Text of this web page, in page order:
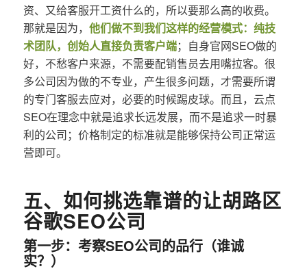
资、又给客服开工资什么的，所以要那么高的收费。
那就是因为， 他们做不到我们这样的经营模式：纯技
术团队，创始人直接负责客户端；自身官网SEO做的
好，不愁客户来源，不需要配销售员去用嘴拉客。很
多公司因为做的不专业，产生很多问题，才需要所谓
的专门客服去应对，必要的时候踢皮球。而且，云点
SEO在理念中就是追求长远发展，而不是追求一时暴
利的公司；价格制定的标准就是能够保持公司正常运
营即可。
五、如何挑选靠谱的让胡路区
谷歌SEO公司
第一步：考察SEO公司的品行（谁诚
实？）